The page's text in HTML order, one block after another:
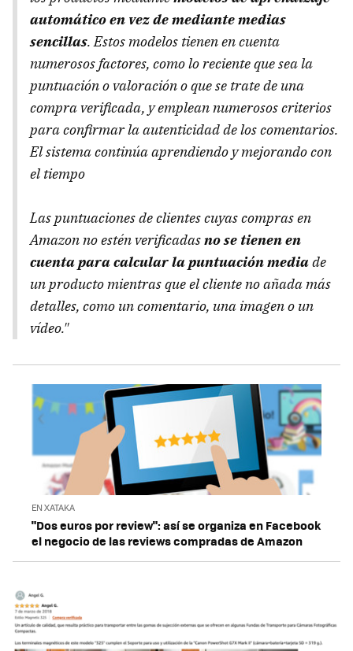
automático en vez de mediante medias
sencillas. Estos modelos tienen en cuenta
numerosos factores, como lo reciente que sea la
puntuación o valoración o que se trate de una
compra verificada, y emplean numerosos criterios
para confirmar la autenticidad de los comentarios.
El sistema continúa aprendiendo y mejorando con
el tiempo
Las puntuaciones de clientes cuyas compras en
Amazon no estén verificadasno se tienen en
cuenta para calcular la puntuación mediade
un producto mientras que el cliente no añada más
detalles, como un comentario, una imagen o un
vídeo."
EN XATAKA
"Dos euros por review": así se organiza en Facebook
el negocio de las reviews compradas de Amazon